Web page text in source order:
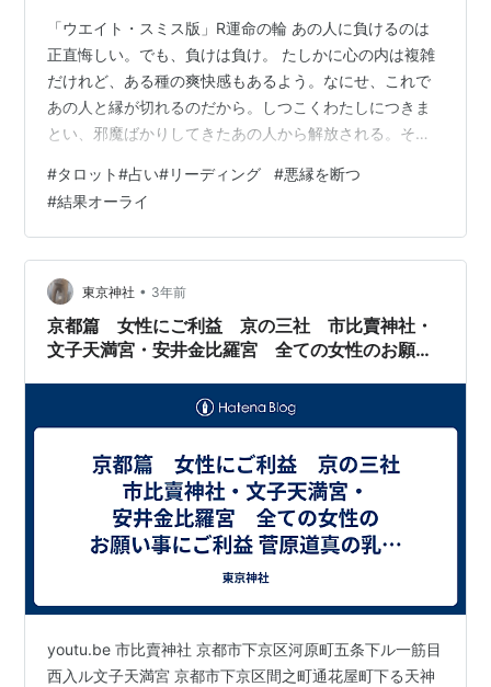
「ウエイト・スミス版」R運命の輪 あの人に負けるのは
正直悔しい。でも、負けは負け。 たしかに心の内は複雑
だけれど、ある種の爽快感もあるよう。なにせ、これで
あの人と縁が切れるのだから。しつこくわたしにつきま
とい、邪魔ばかりしてきたあの人から解放される。そん
と悪い流れが終わるのかも。これからたくさんの幸運が
訪れることを信じよう。 ameblo.jp
#タロット#占い#リーディング #悪縁を断つ
#結果オーライ
東京神社 • 3年前
京都篇 女性にご利益 京の三社 市比賣神社・
文子天満宮・安井金比羅宮 全ての女性のお願い
る あなたの知らない日本 100年前の日本の写
真が凄過ぎる
youtu.be 市比賣神社 京都市下京区河原町五条下ル一筋目
西入ル文子天満宮 京都市下京区間之町通花屋町下る天神